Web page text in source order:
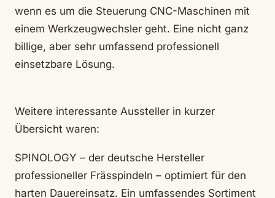
wenn es um die Steuerung CNC-Maschinen mit
einem Werkzeugwechsler geht. Eine nicht ganz
billige, aber sehr umfassend professionell
einsetzbare Lösung.
Weitere interessante Aussteller in kurzer
Übersicht waren:
SPINOLOGY – der deutsche Hersteller
professioneller Frässpindeln – optimiert für den
harten Dauereinsatz. Ein umfassendes Sortiment